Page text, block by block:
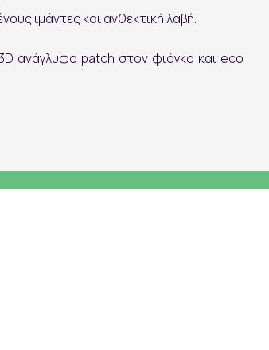
ιμάντες και ανθεκτική λαβή.
ανάγλυφο patch στον φιόγκο και eco